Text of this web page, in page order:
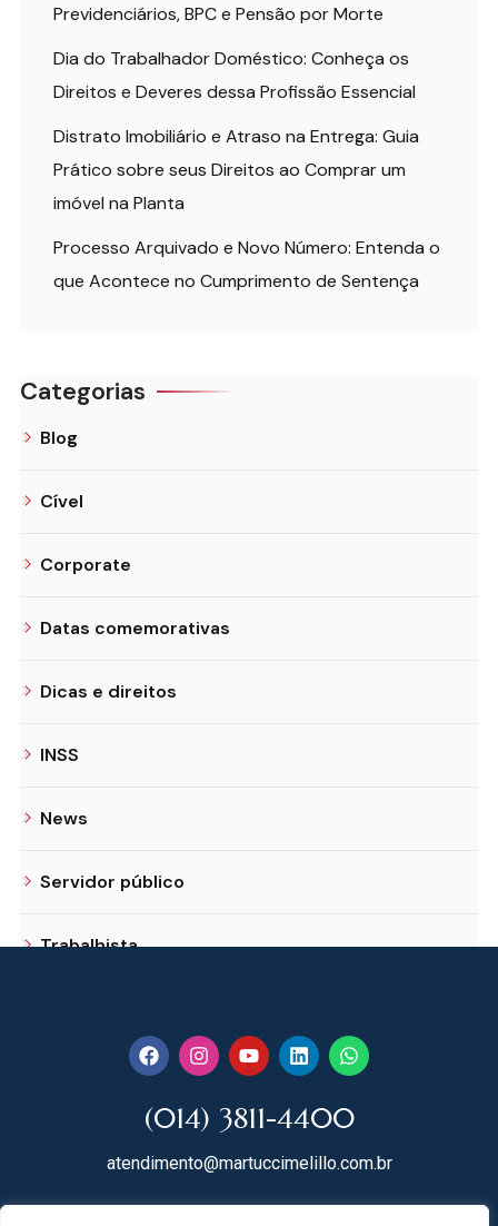
Previdenciários, BPC e Pensão por Morte
Dia do Trabalhador Doméstico: Conheça os
Direitos e Deveres dessa Profissão Essencial
Distrato Imobiliário e Atraso na Entrega: Guia
Prático sobre seus Direitos ao Comprar um
imóvel na Planta
Processo Arquivado e Novo Número: Entenda o
que Acontece no Cumprimento de Sentença
Categorias
Blog
Cível
Corporate
Datas comemorativas
Dicas e direitos
INSS
News
Servidor público
Trabalhista
(014) 3811-4400
atendimento@martuccimelillo.com.br